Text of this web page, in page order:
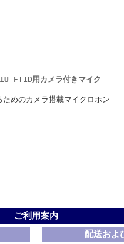
FT1D用カメラ付きマイク
ためのカメラ搭載マイクロホン
ご利用案内
配送およ